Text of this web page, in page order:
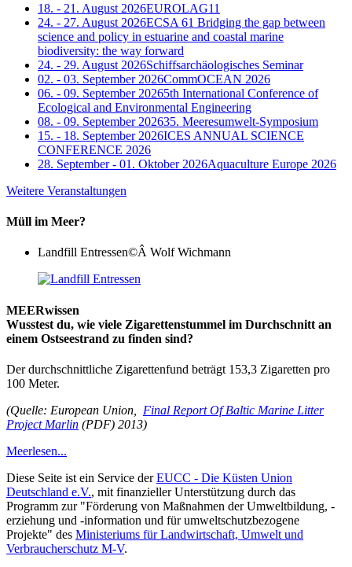
18. - 21. August 2026EUROLAG11
24. - 27. August 2026ECSA 61 Bridging the gap between
science and policy in estuarine and coastal marine
biodiversity: the way forward
24. - 29. August 2026Schiffsarchäologisches Seminar
02. - 03. September 2026CommOCEAN 2026
06. - 09. September 20265th International Conference of
Ecological and Environmental Engineering
08. - 09. September 202635. Meeresumwelt-Symposium
15. - 18. September 2026ICES ANNUAL SCIENCE
CONFERENCE 2026
28. September - 01. Oktober 2026Aquaculture Europe 2026
Weitere Veranstaltungen
Müll im Meer?
Landfill Entressen©Â Wolf Wichmann
MEERwissen
Wusstest du, wie viele Zigarettenstummel im Durchschnitt an
einem Ostseestrand zu finden sind?
Der durchschnittliche Zigarettenfund beträgt 153,3 Zigaretten pro
100 Meter.
(Quelle: European Union, Final Report Of Baltic Marine Litter
Project Marlin (PDF) 2013)
Meerlesen...
Diese Seite ist ein Service derEUCC - Die Küsten Union
Deutschland e.V., mit finanzieller Unterstützung durch das
Programm zur "Förderung von Maßnahmen der Umweltbildung, -
erziehung und -information und für umweltschutzbezogene
Projekte" des Ministeriums für Landwirtschaft, Umwelt und
Verbraucherschutz M-V.